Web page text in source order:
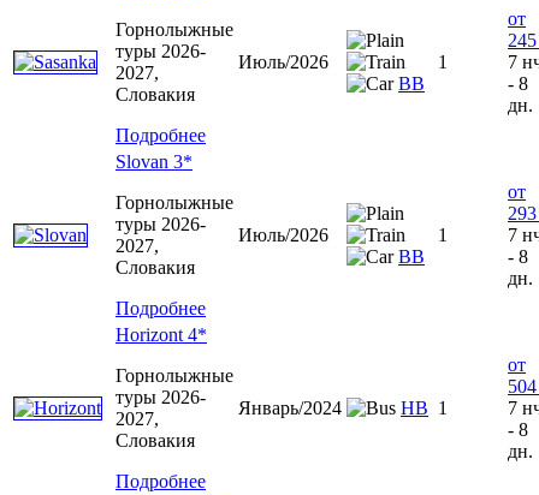
Горнолыжные
туры 2026-
2027,
Словакия
Подробнее
Июль/2026
ВВ
1
от
7
- 8
дн.
Slovan 3*
Горнолыжные
туры 2026-
2027,
Словакия
Подробнее
Июль/2026
ВВ
1
от
7
- 8
дн.
Horizont 4*
Горнолыжные
туры 2026-
2027,
Словакия
Подробнее
Январь/2024 HB 1
от
7
- 8
дн.